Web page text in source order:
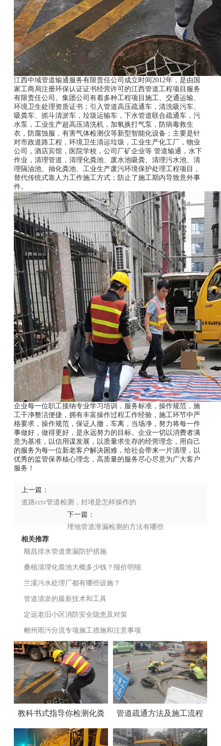
江西中域管道输通服务有限责任公司成立时间2012年，是由国
家工商局注册环保认证证书经营许可的江西管道工程项目服务
有限责任公司。集团公司有着多种工程项目施工、交通运输、
环境卫生处理资质证书；引入管道高压疏通车，清洗吸污车、
吸粪车、抓斗清淤车，垃圾运输车，下水管道联合疏通车，污
水泵，工业生产超高压清洗机，加氧换打气泵，防病毒救生
衣，防腐蚀服，有害气体检测仪等新型智能化设备；主要是针
对市政道路工程，环境卫生清运垃圾，工业生产化工厂，物业
公司，酒店宾馆，医院学校，公司厂矿企业等 管道输通，水下
作业，清理管道，清理化粪池、废水池吸粪、清理污水池、清
理隔油池、抽化粪池、工业生产废污环境保护处理工程项目，
替代传统式靠人力工作施工方式；防止了施工期内导致意外事
件。
企业每一位职工接纳专业学习培训，服务标准，操作规范，施
工干净整洁便捷，拥有丰富操作过程工作经验，施工环节中严
格要求，操作规范，保证人撤，车离，当场净，努力将每一件
事做好，做得更好，是永远努力的目标。企业一切以消费者满
意为基准，以信用谋发展，以质量求生存的经营理念，用自己
的服务为每一位新老客户解决困难，给社会带来一片清理，以
优秀的监管保养核心理念，高质量的服务尽心尽意为广大客户
服务！
上一篇：
道路cctv管道检测，封堵是怎样操作的
下一篇：
埋地管道泄漏检测的方法有哪些
相关推荐
顺昌排水管道查漏防护措施
桑植清理化粪池大概多少钱？报价明细
兰溪污水处理厂都有哪些设施？
管道清淤的最新技术和工具
定远老旧小区消防安全隐患及对策
郴州雨污分流专项施工措施和注意事项
教科书式指导你检测化粪
池是否需要清理
管道疏通方法及施工流程